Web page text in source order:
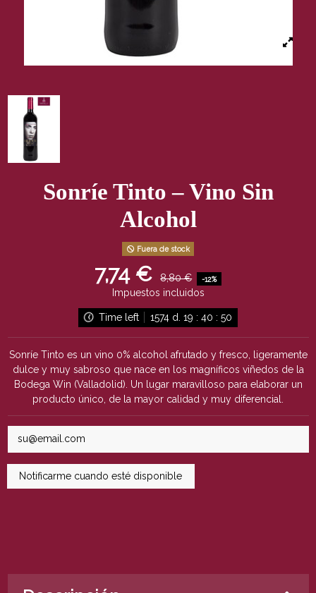
Sonríe Tinto – Vino Sin
Alcohol
Fuera de stock
7,74 € 8,80 € -12%
Impuestos incluidos
Time left 1574d. 19 : 40 : 50
Sonríe Tinto es un vino 0% alcohol afrutado y fresco, ligeramente
dulce y muy sabroso que nace en los magníficos viñedos de la
Bodega Win (Valladolid). Un lugar maravilloso para elaborar un
producto único, de la mayor calidad y muy diferencial.